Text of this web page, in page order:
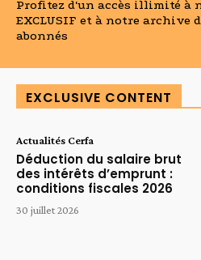
Profitez d'un accès illimité à
EXCLUSIF et à notre archive
abonnés
EXCLUSIVE CONTENT
Actualités Cerfa
Déduction du salaire brut
des intérêts d’emprunt :
conditions fiscales 2026
30 juillet 2026